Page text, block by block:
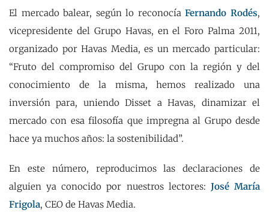
El mercado balear, según lo reconocíaFernando Rodés,
vicepresidente del Grupo Havas, en el Foro Palma 2011,
organizado por Havas Media, es un mercado particular:
“Fruto del compromiso del Grupo con la región y del
conocimiento de la misma, hemos realizado una
inversión para, uniendo Disset a Havas, dinamizar el
mercado con esa filosofía que impregna al Grupo desde
hace ya muchos años: la sostenibilidad”.
En este número, reproducimos las declaraciones de
alguien ya conocido por nuestros lectores: José María
Frigola, CEO de Havas Media.